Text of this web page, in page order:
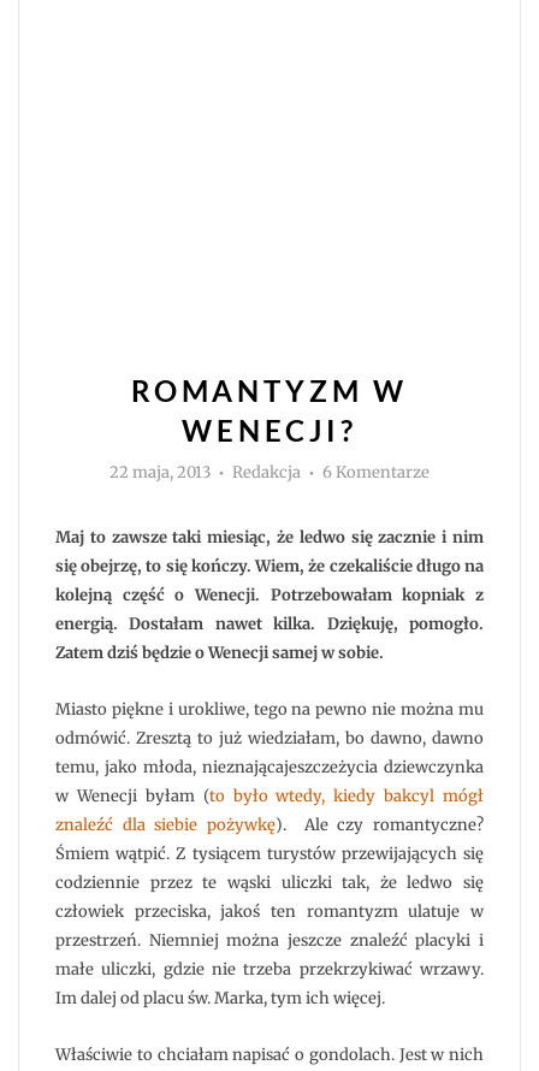
ROMANTYZM W
WENECJI?
22 maja, 2013 Autor
Redakcja 6 Komentarzedo
Maj to zawsze taki miesiąc, że ledwo się zacznie i nim
się obejrzę, to się kończy. Wiem, że czekaliście długo na
kolejną część o Wenecji. Potrzebowałam kopniak z
energią. Dostałam nawet kilka. Dziękuję, pomogło.
Zatem dziś będzie o Wenecji samej w sobie.
Miasto piękne i urokliwe, tego na pewno nie można mu
odmówić. Zresztą to już wiedziałam, bo dawno, dawno
temu, jako młoda, nieznającajeszczeżycia dziewczynka
w Wenecji byłam (to było wtedy, kiedy bakcyl mógł
znaleźć dla siebie pożywkę). Ale czy romantyczne?
Śmiem wątpić. Z tysiącem turystów przewijających się
codziennie przez te wąski uliczki tak, że ledwo się
człowiek przeciska, jakoś ten romantyzm ulatuje w
przestrzeń. Niemniej można jeszcze znaleźć placyki i
małe uliczki, gdzie nie trzeba przekrzykiwać wrzawy.
Im dalej od placu św. Marka, tym ich więcej.
Właściwie to chciałam napisać o gondolach. Jest w nich